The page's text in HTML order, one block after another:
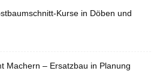
Kurse in Döben und
Machern – Ersatzbau in Planung